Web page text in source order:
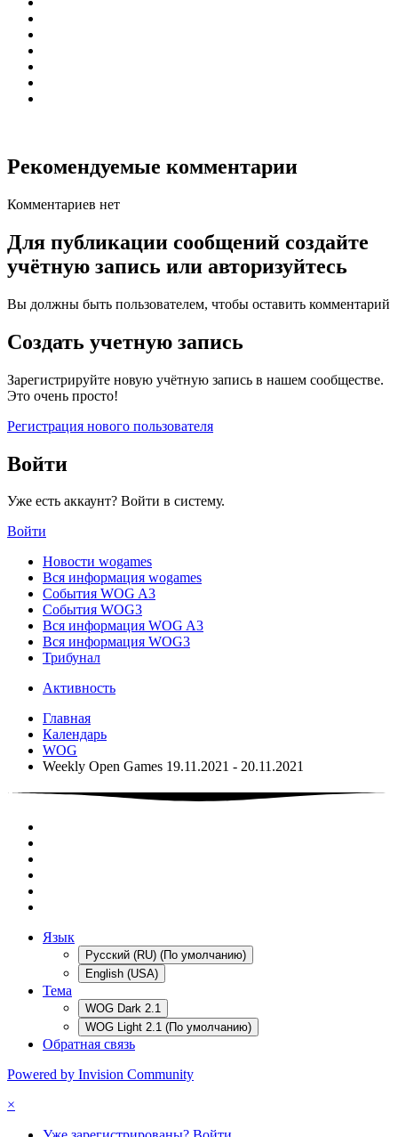
Рекомендуемые комментарии
Комментариев нет
Для публикации сообщений создайте
учётную запись или авторизуйтесь
Вы должны быть пользователем, чтобы оставить комментарий
Создать учетную запись
Зарегистрируйте новую учётную запись в нашем сообществе.
Это очень просто!
Регистрация нового пользователя
Войти
Уже есть аккаунт? Войти в систему.
Войти
Новости wogames
Вся информация wogames
События WOG A3
События WOG3
Вся информация WOG A3
Вся информация WOG3
Трибунал
Активность
Главная
Календарь
WOG
Weekly Open Games 19.11.2021 - 20.11.2021
Язык
Русский (RU) (По умолчанию)
English (USA)
Тема
WOG Dark 2.1
WOG Light 2.1 (По умолчанию)
Обратная связь
Powered by Invision Community
×